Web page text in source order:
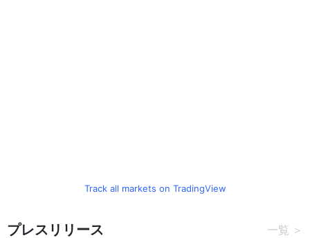
Track all markets on TradingView
プレスリリース 一覧